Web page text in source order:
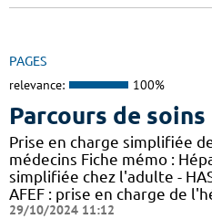
PAGES
relevance: 100%
Parcours de soins
Prise en charge simplifiée
médecins Fiche mémo :
simplifiée chez l'adulte -
AFEF : prise en charge de
29/10/2024 11:12